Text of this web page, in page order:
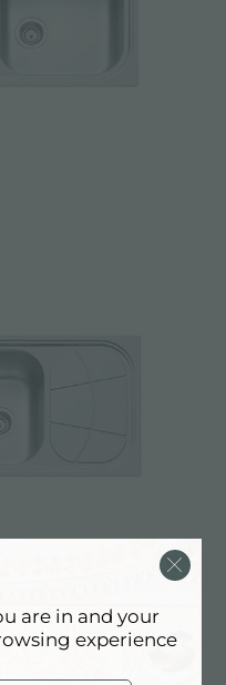
are in and your
experience